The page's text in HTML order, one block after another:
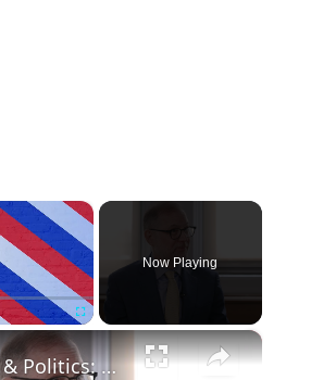
×
Fullscreen
Now Playing
×
Power & Politics: One-on-one with NYC Comptroller Mark Levine; Mamdani's progress on city-run grocery store plan